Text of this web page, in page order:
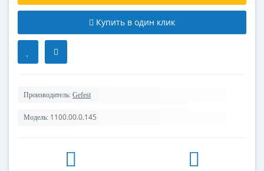
Купить в один клик
Производитель: Gefest
Модель: 1100.00.0.145